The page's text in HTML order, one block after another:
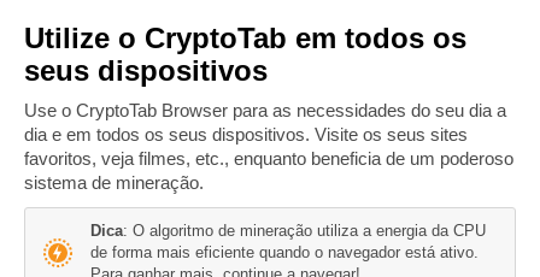
Utilize o CryptoTab em todos os
seus dispositivos
Use o CryptoTab Browser para as necessidades do seu dia a
dia e em todos os seus dispositivos. Visite os seus sites
favoritos, veja filmes, etc., enquanto beneficia de um poderoso
sistema de mineração.
Dica: O algoritmo de mineração utiliza a energia da CPU
de forma mais eficiente quando o navegador está ativo.